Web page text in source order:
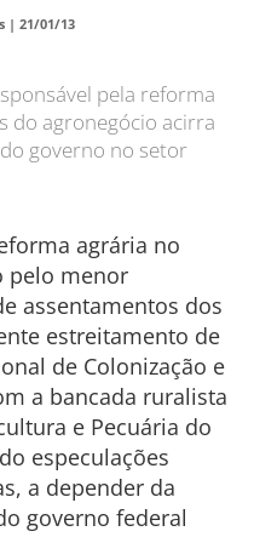
| 21/01/13
pela reforma
do agronegócio acirra
governo no setor
agrária no
pelo menor
assentamentos dos
estreitamento de
de Colonização e
a bancada ruralista
e Pecuária do
especulações
a depender da
governo federal